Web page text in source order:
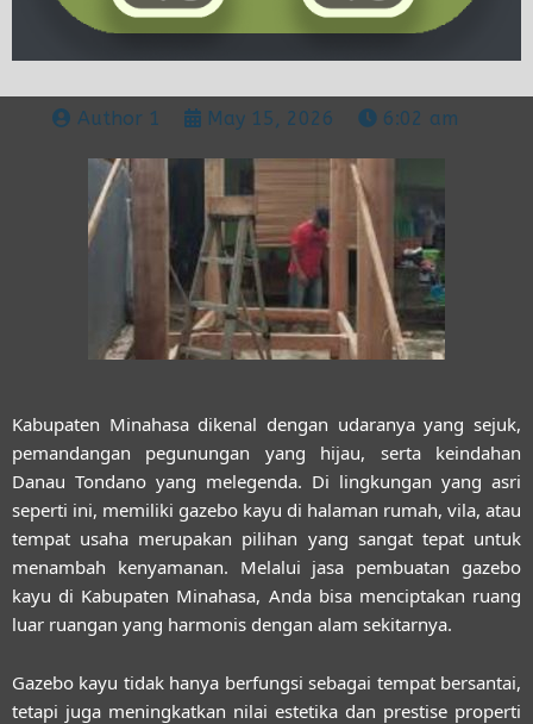
Author 1 May 15, 2026 6:02 am
Kabupaten Minahasa dikenal dengan udaranya yang sejuk,
pemandangan pegunungan yang hijau, serta keindahan
Danau Tondano yang melegenda. Di lingkungan yang asri
seperti ini, memiliki gazebo kayu di halaman rumah, vila, atau
tempat usaha merupakan pilihan yang sangat tepat untuk
menambah kenyamanan. Melalui jasa pembuatan gazebo
kayu di Kabupaten Minahasa, Anda bisa menciptakan ruang
luar ruangan yang harmonis dengan alam sekitarnya.
Gazebo kayu tidak hanya berfungsi sebagai tempat bersantai,
tetapi juga meningkatkan nilai estetika dan prestise properti